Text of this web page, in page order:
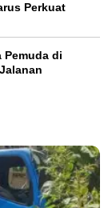
Perkuat
Pemuda di